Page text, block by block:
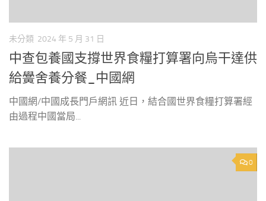
未分類 2024 年 5 月 31 日
中查包養國支撐世界食糧打算署向烏干達供
給黌舍養分餐_中國網
中國網/中國成長門戶網訊 近日，結合國世界食糧打算署經
由過程中國當局...
0